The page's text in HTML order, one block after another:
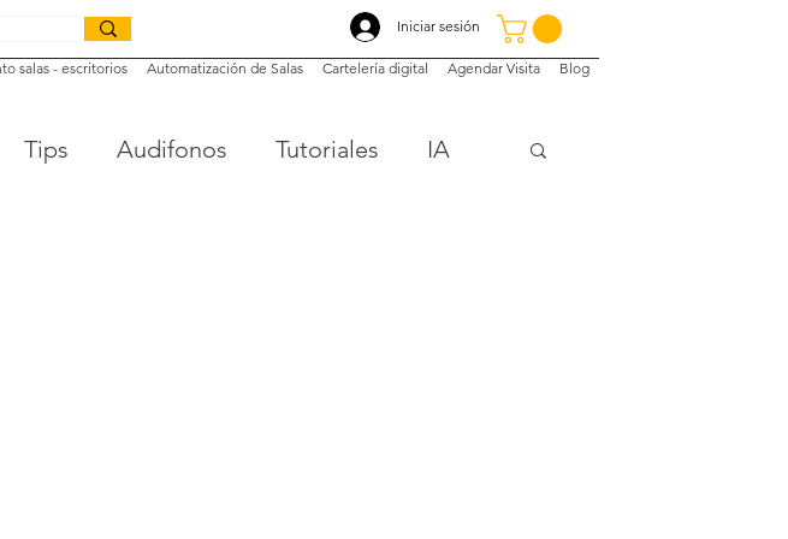
Iniciar sesión
salas - escritorios Automatización de Salas Cartelería digital Agendar Visita Blog
Tips Audifonos Tutoriales IA